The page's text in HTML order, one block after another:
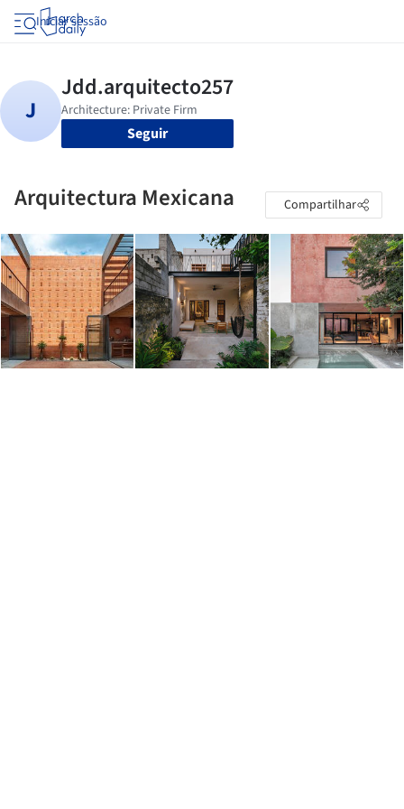
Iniciar sessão
Seguir
Arquitectura Mexicana Compartilhar